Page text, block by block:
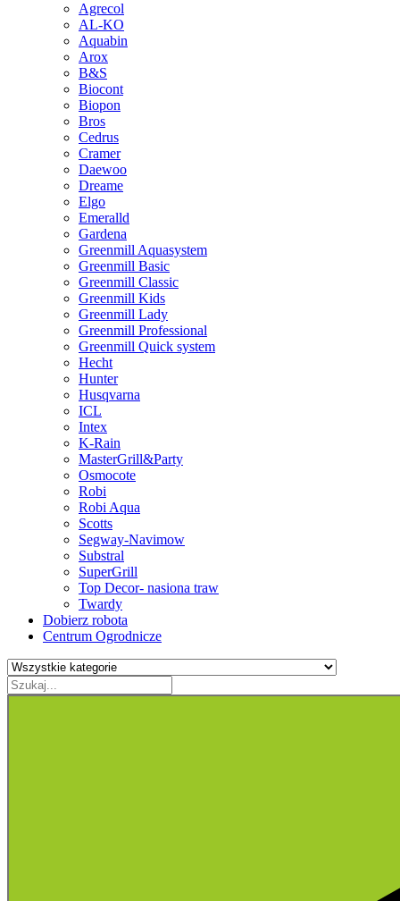
Agrecol
AL-KO
Aquabin
Arox
B&S
Biocont
Biopon
Bros
Cedrus
Cramer
Daewoo
Dreame
Elgo
Emeralld
Gardena
Greenmill Aquasystem
Greenmill Basic
Greenmill Classic
Greenmill Kids
Greenmill Lady
Greenmill Professional
Greenmill Quick system
Hecht
Hunter
Husqvarna
ICL
Intex
K-Rain
MasterGrill&Party
Osmocote
Robi
Robi Aqua
Scotts
Segway-Navimow
Substral
SuperGrill
Top Decor- nasiona traw
Twardy
Dobierz robota
Centrum Ogrodnicze